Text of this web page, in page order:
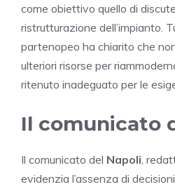
come obiettivo quello di
ristrutturazione dell’impianto.
partenopeo ha chiarito che
ulteriori risorse per
ritenuto inadeguato per le
Il comunicato
Il comunicato del Napoli ,
evidenzia l’assenza di